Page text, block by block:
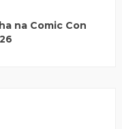
na Comic Con